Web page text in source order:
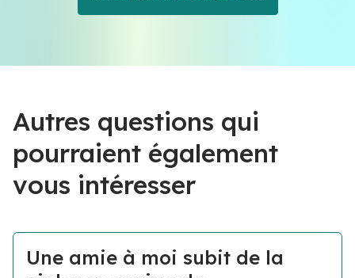
Autres questions qui
pourraient également
vous intéresser
Une amie à moi subit de la